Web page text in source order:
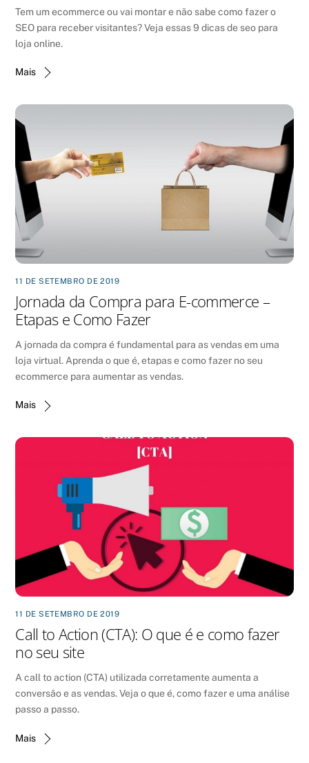
Tem um ecommerce ou vai montar e não sabe como fazer o
SEO para receber visitantes? Veja essas 9 dicas de seo para
loja online.
Mais
11 DE SETEMBRO DE 2019
Jornada da Compra para E-commerce –
Etapas e Como Fazer
A jornada da compra é fundamental para as vendas em uma
loja virtual. Aprenda o que é, etapas e como fazer no seu
ecommerce para aumentar as vendas.
Mais
11 DE SETEMBRO DE 2019
Call to Action (CTA): O que é e como fazer
no seu site
A call to action (CTA) utilizada corretamente aumenta a
conversão e as vendas. Veja o que é, como fazer e uma análise
passo a passo.
Mais